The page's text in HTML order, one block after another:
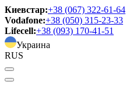
Киевстар:+38 (067) 322-61-64
Vodafone:+38 (050) 315-23-33
Lifecell:+38 (093) 170-41-51
Украина
RUS